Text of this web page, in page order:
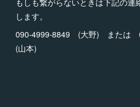
します。
090-4999-8849 (大野) または
(山本)